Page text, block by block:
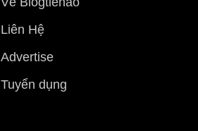
Liên Hệ
Advertise
Tuyển dụng